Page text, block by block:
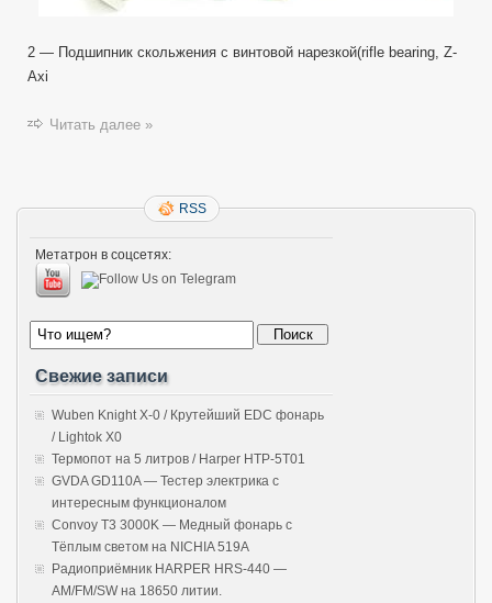
2 — Подшипник скольжения c винтовой нарезкой(rifle bearing, Z-
Axi
Читать далее »
RSS
Метатрон в соцсетях:
Свежие записи
Wuben Knight X-0 / Крутейший EDC фонарь
/ Lightok X0
Термопот на 5 литров / Harper HTP-5T01
GVDA GD110A — Тестер электрика с
интересным функционалом
Convoy T3 3000K — Медный фонарь с
Тёплым светом на NICHIA 519A
Радиоприёмник HARPER HRS-440 —
AM/FM/SW на 18650 литии.